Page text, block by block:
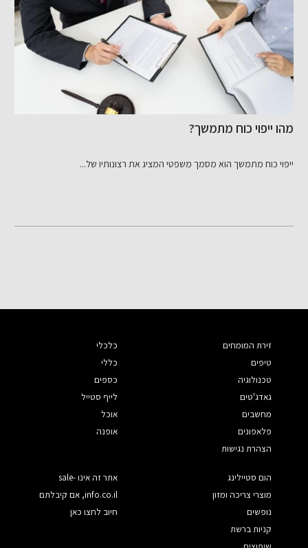
מהו ייפוי כוח מתמשך?
ייפוי כוח מתמשך הוא מסמך משפטי המציג את רצונותיו של...
זירת המומחים
טיפים
טכנולוגיה
גאדג'טים
מחשבים
פלאפונים
הצהרת נגישות
כלכלי
כללי
כספים
לייף סטייל
אוכל
אופנה
הום סטיילינג
מוצרי צריכה ומזון
נופשים
קניות ברשת
אתר זה אינו sale-
info.co.il, אם קיבלתם
חיוב לחצו כאן